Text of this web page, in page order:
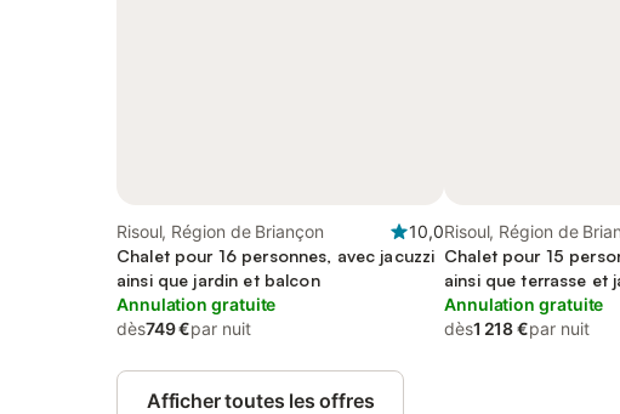
Risoul, Région de Briançon
10,0
Chalet pour 16 personnes, avec jacuzzi
ainsi que jardin et balcon
Annulation gratuite
dès749 €par nuit
Risoul, Région de
Chalet pour 15
ainsi que terrasse et
Annulation gratuite
dès1 218 €par nuit
Afficher toutes les offres